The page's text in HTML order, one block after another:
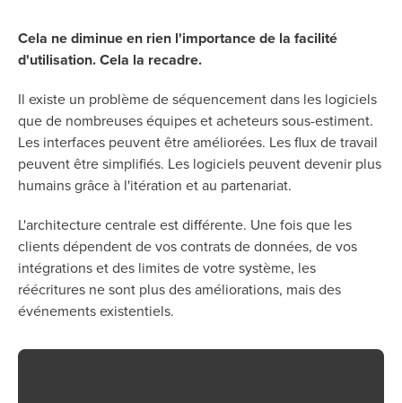
Cela ne diminue en rien l'importance de la facilité
d'utilisation. Cela la recadre.
Il existe un problème de séquencement dans les logiciels
que de nombreuses équipes et acheteurs sous-estiment.
Les interfaces peuvent être améliorées. Les flux de travail
peuvent être simplifiés. Les logiciels peuvent devenir plus
humains grâce à l'itération et au partenariat.
L'architecture centrale est différente. Une fois que les
clients dépendent de vos contrats de données, de vos
intégrations et des limites de votre système, les
réécritures ne sont plus des améliorations, mais des
événements existentiels.